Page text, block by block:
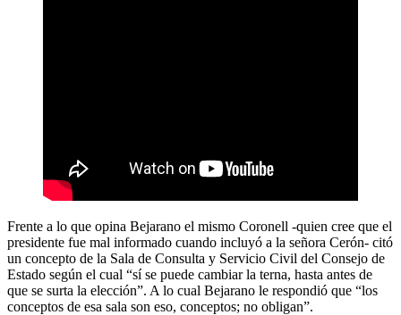
Frente a lo que opina Bejarano el mismo Coronell -quien cree que el
presidente fue mal informado cuando incluyó a la señora Cerón- citó
un concepto de la Sala de Consulta y Servicio Civil del Consejo de
Estado según el cual “sí se puede cambiar la terna, hasta antes de
que se surta la elección”. A lo cual Bejarano le respondió que “los
conceptos de esa sala son eso, conceptos; no obligan”.